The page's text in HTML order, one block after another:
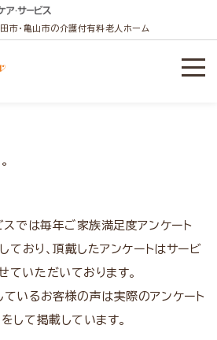
市・亀山市の介護付有料老人ホーム
スでは毎年ご家族満足度アンケート
ており、頂戴したアンケートはサービ
ていただいております。
いるお客様の声は実際のアンケート
して掲載しています。